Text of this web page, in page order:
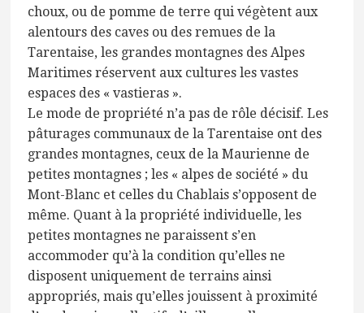
choux, ou de pomme de terre qui végètent aux
alentours des caves ou des remues de la
Tarentaise, les grandes montagnes des Alpes
Maritimes réservent aux cultures les vastes
espaces des « vastieras ».
Le mode de propriété n’a pas de rôle décisif. Les
pâturages communaux de la Tarentaise ont des
grandes montagnes, ceux de la Maurienne de
petites montagnes ; les « alpes de société » du
Mont-Blanc et celles du Chablais s’opposent de
même. Quant à la propriété individuelle, les
petites montagnes ne paraissent s’en
accommoder qu’à la condition qu’elles ne
disposent uniquement de terrains ainsi
appropriés, mais qu’elles jouissent à proximité